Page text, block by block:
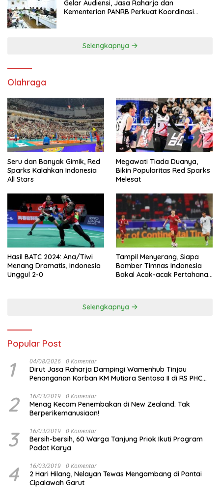
Gelar Audiensi, Jasa Raharja dan
Kementerian PANRB Perkuat Koordinasi
Selengkapnya
Olahraga
Seru dan Banyak Gimik, Red
Sparks Kalahkan Indonesia
All Stars
Megawati Tiada Duanya,
Bikin Popularitas Red Sparks
Melesat
Hasil BATC 2024: Ana/Tiwi
Menang Dramatis, Indonesia
Unggul 2-0
Tampil Menyerang, Siapa
Bomber Timnas Indonesia
Bakal Acak-acak Pertahanan
Selengkapnya
Popular Post
1 04/08/2026 0 Komentar
Dirut Jasa Raharja Dampingi Wamenhub Tinjau
Penanganan Korban KM Mutiara Sentosa II di RS PHC
2 16/03/2019 0 Komentar
Menag Kecam Penembakan di New Zealand: Tak
Berperikemanusiaan!
3 16/03/2019 0 Komentar
Bersih-bersih, 60 Warga Tanjung Priok Ikuti Program
Padat Karya
4 16/03/2019 0 Komentar
2 Hari Hilang, Nelayan Tewas Mengambang di Pantai
Cipalawah Garut